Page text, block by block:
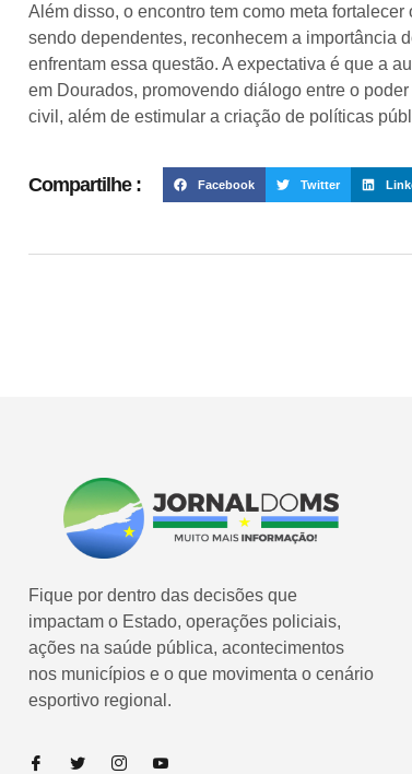
Além disso, o encontro tem como meta
sendo dependentes, reconhecem a importância
enfrentam essa questão. A expectativa é que a
em Dourados, promovendo diálogo entre o
civil, além de estimular a criação de políticas
Compartilhe : Facebook Twitter
Fique por dentro das decisões que
impactam o Estado, operações policiais,
ações na saúde pública, acontecimentos
nos municípios e o que movimenta o cenário
esportivo regional.